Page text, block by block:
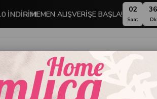
İNDİRİM!HEMEN ALIŞVERİŞE BAŞLA! 02
Saat
36
Dk
TABLO KOLEKSİYONU